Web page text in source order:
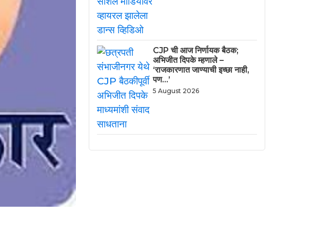
CJP ची आज निर्णायक बैठक;
अभिजीत दिपके म्हणाले –
‘राजकारणात जाण्याची इच्छा नाही,
पण…’
5 August 2026